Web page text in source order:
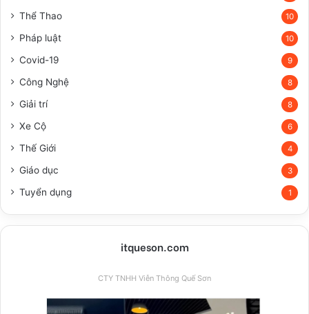
Thể Thao 10
Pháp luật 10
Covid-19 9
Công Nghệ 8
Giải trí 8
Xe Cộ 6
Thế Giới 4
Giáo dục 3
Tuyển dụng 1
itqueson.com
CTY TNHH Viễn Thông Quế Sơn